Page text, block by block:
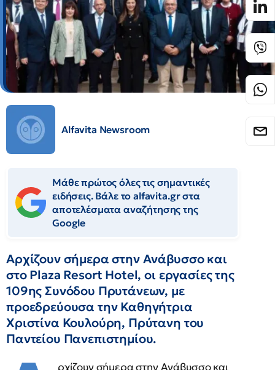
Alfavita Newsroom
Μάθε πρώτος όλες τις σημαντικές
ειδήσεις. Βάλε το alfavita.gr στα
αποτελέσματα αναζήτησης της
Google
Αρχίζουν σήμερα στην Ανάβυσσο και
στο Plaza Resort Hotel, οι εργασίες της
109ης Συνόδου Πρυτάνεων, με
προεδρεύουσα την Καθηγήτρια
Χριστίνα Κουλούρη, Πρύτανη του
Παντείου Πανεπιστημίου.
ρχίζουν σήμερα στην Ανάβυσσο και